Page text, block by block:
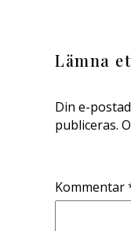
Lämna
Din e-
publiceras.
Kommentar